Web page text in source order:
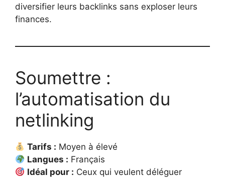
diversifier leurs backlinks sans exploser leurs
finances.
Soumettre :
l’automatisation du
netlinking
Tarifs : Moyen à élevé
Langues : Français
Idéal pour : Ceux qui veulent déléguer